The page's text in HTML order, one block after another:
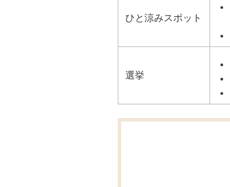
ひと涼みスポット
選挙